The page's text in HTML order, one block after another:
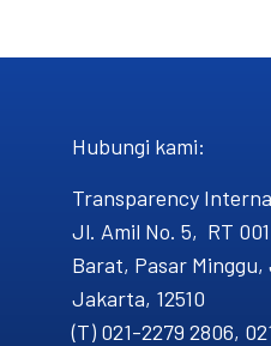
Hubungi kami​:
Transparency
Jl. Amil No. 5, RT
Barat, Pasar
Jakarta, 12510
(T) 021-2279 2806,